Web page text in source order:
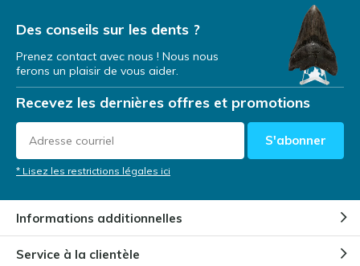
Par Niels Cox
Une dent de mégalodon comme
investissement
ParNIels Cox
Dents de mégalodon lors
ParNiels Cox
Des conseils sur les dents ?
Prenez contact avec nous ! Nous nous
ferons un plaisir de vous aider.
Recevez les dernières offres et promotions
S'abonner
* Lisez les restrictions légales ici
Informations additionnelles
Service à la clientèle